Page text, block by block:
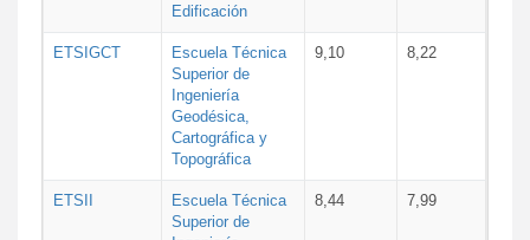
Edificación
ETSIGCT
Escuela Técnica
Superior de
Ingeniería
Geodésica,
Cartográfica y
Topográfica
9,10 8,22
ETSII
Escuela Técnica
Superior de
8,44 7,99